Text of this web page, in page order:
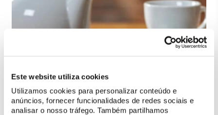
Este website utiliza cookies
Utilizamos cookies para personalizar conteúdo e
anúncios, fornecer funcionalidades de redes sociais e
analisar o nosso tráfego. Também partilhamos